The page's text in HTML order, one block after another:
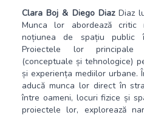
Clara Boj & Diego DiazDiaz
Munca lor abordează
noțiunea de spațiu public
Proiectele lor principale
(conceptuale și tehnologice)
și experiența mediilor urbane.
aducă munca lor direct în
între oameni, locuri fizice și
proiectele lor, explorează